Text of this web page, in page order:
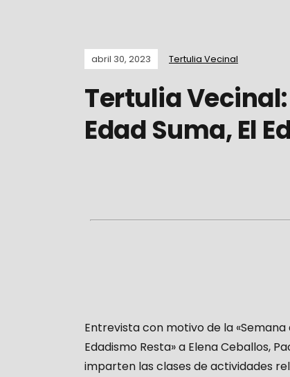
abril 30, 2023 Tertulia Vecinal
Tertulia
Edad Suma, El
Entrevista con motivo de la «Semana
Edadismo Resta» a Elena Ceballos,
imparten las clases de actividades